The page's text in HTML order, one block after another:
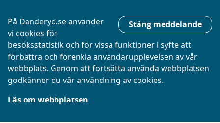
Stäng meddelande
På Danderyd.se använder
vi cookies för
besöksstatistik och för vissa funktioner i syfte att
förbättra och förenkla användarupplevelsen av vår
webbplats. Genom att fortsätta använda webbplatsen
godkänner du vår användning av cookies.
Läs om webbplatsen